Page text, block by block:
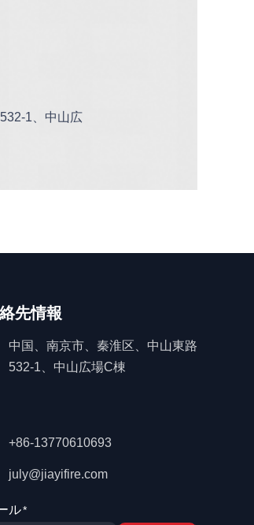
1、中山広
ル
先情報
中国、南京市、秦淮区、中山東路
532-1、中山広場C棟
+86-13770610693
july@jiayifire.com